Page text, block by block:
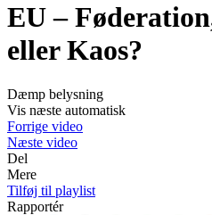
EU –
eller Kaos?
Dæmp belysning
Vis næste automatisk
Forrige video
Næste video
Del
Mere
Tilføj til playlist
Rapportér